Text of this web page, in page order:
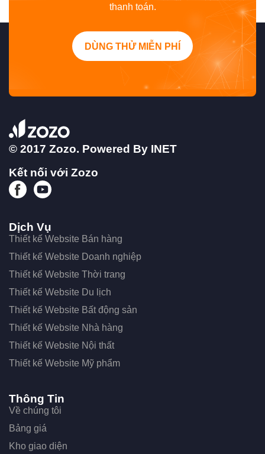
thanh toán.
DÙNG THỬ MIỄN PHÍ
© 2017 Zozo. Powered By INET
Kết nối với Zozo
Dịch Vụ
Thiết kế Website Bán hàng
Thiết kế Website Doanh nghiệp
Thiết kế Website Thời trang
Thiết kế Website Du lịch
Thiết kế Website Bất động sản
Thiết kế Website Nhà hàng
Thiết kế Website Nội thất
Thiết kế Website Mỹ phẩm
Thông Tin
Về chúng tôi
Bảng giá
Kho giao diện